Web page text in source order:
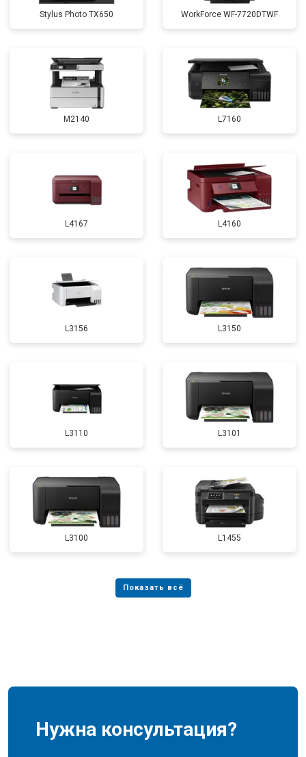
Stylus Photo TX650 WorkForce WF-7720DTWF
M2140 L7160
L4167 L4160
L3156 L3150
L3110 L3101
L3100 L1455
Нужна консультация?